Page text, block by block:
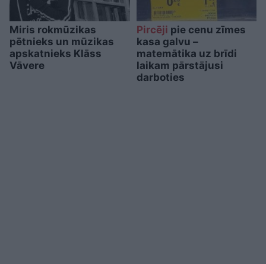
Miris rokmūzikas
pētnieks un mūzikas
apskatnieks Klāss
Vāvere
Pircēji pie cenu zīmes
kasa galvu –
matemātika uz brīdi
laikam pārstājusi
darboties